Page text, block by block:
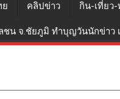
ย คลิปข่าว กิน-เที่ยว
น จ.ชัยภูมิ ทำบุญวันนักข่าว